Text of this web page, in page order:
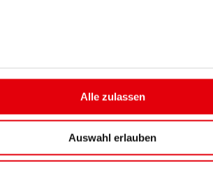
Alle zulassen
Auswahl erlauben
Schnell, einfach und
Abdeckung konfiguriert haben,
direkt online auf. Zur Auswahl stehen
Werktage. Der genaue Zeitraum richtet sich
nach Ihren Maßangaben. Eine Skizze
wenn Ihr Strandkorb Rundungen,